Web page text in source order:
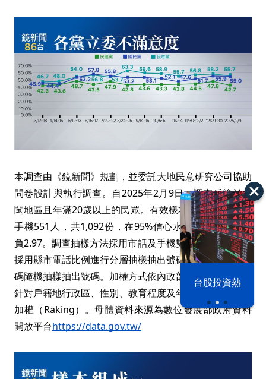
漢光42演習 台股投資熱
本調查由《鏡新聞》規劃，並委託大地民意研究公司協助
問卷設計與執行調查。自2025年2月9日，調查戶籍於台
閩地區且年滿20歲以上的民眾。有效樣本：市話541人、
手機551人，共1,092份，在95%信心水準下抽樣誤差正
負2.97。調查抽樣方法採用市話及手機雙底冊訪問，市話
採用縣市電話比例進行分層抽樣抽出號碼，手機使用後五
碼隨機抽樣抽出號碼。加權方式依內政部最新人口資料，
針對戶籍地行政區、性別、教育程度及年齡採用多重反覆
加權（Raking）。母體資料來源為數位發展部政府資料
開放平台https://data.gov.tw/